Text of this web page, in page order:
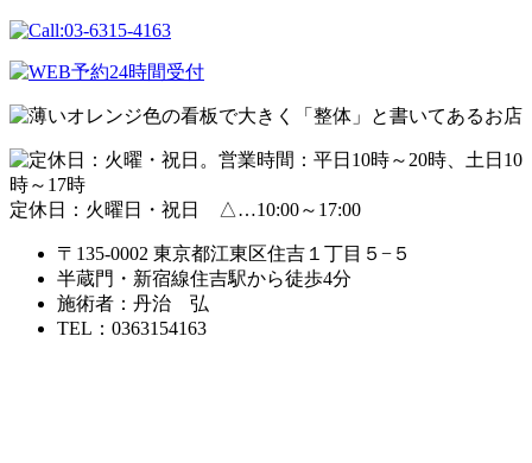
定休日：火曜日・祝日 △…10:00～17:00
〒135-0002 東京都江東区住吉１丁目５−５
半蔵門・新宿線住吉駅から徒歩4分
施術者：丹治 弘
TEL：0363154163